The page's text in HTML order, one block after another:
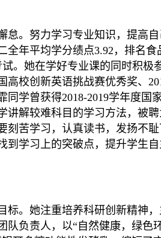
。努力学习专业知识，提高
年平均学分绩点3.92，排名
。她在学好专业课的同时积
校创新英语挑战赛优秀奖、
学曾获得2018-2019学年度
解较难科目的学习方法，被
苦学习，认真读书，发扬不
学习上的突破点，提升学生
。她注重培养科研创新精神
负责人，以“自然健康，绿